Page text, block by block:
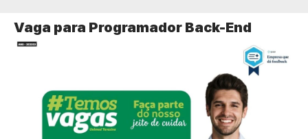
Vaga para Programador Back-End